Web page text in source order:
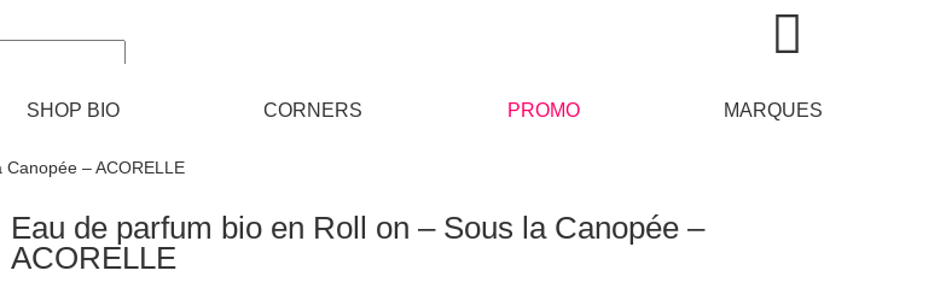
SHOP BIO CORNERS PROMO MARQUES
– ACORELLE
Eau de parfum bio en Roll on – Sous la Canopée –
ACORELLE